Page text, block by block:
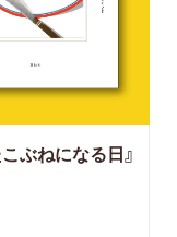
ぶねになる日』